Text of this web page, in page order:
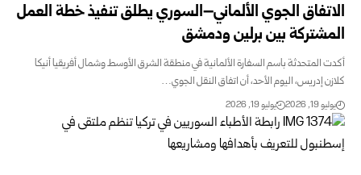
الاتفاق الجوي الألماني–السوري يطلق تنفيذ خطة العمل
المشتركة بين برلين ودمشق
أكدت المتحدثة باسم السفارة الألمانية في منطقة الشرق الأوسط وشمال أفريقيا أنيكا
كلازن إدريس، اليوم الأحد، أن اتفاق النقل الجوي…
يوليو 19, 2026 يوليو 19, 2026